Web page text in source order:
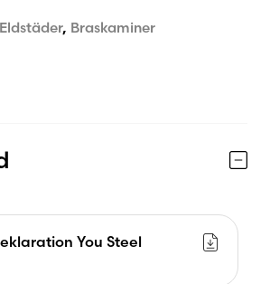
Eldstäder, Braskaminer
You Steel